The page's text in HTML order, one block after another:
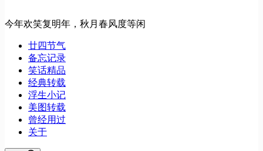
今年欢笑复明年，秋月春风度等闲
廿四节气
备忘记录
笑话精品
经典转载
浮生小记
美图转载
曾经用过
关于